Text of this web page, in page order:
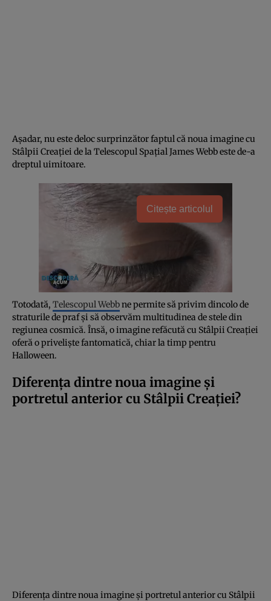
Așadar, nu este deloc surprinzător faptul că noua imagine cu
Stâlpii Creației de la Telescopul Spațial James Webb este de-a
dreptul uimitoare.
Citește articolul
Totodată, Telescopul Webbne permite să privim dincolo de
straturile de praf și să observăm multitudinea de stele din
regiunea cosmică. Însă, o imagine refăcută cu Stâlpii Creației
oferă o priveliște fantomatică, chiar la timp pentru
Halloween.
Diferența dintre noua imagine și
portretul anterior cu Stâlpii Creației?
Diferența dintre noua imagine și portretul anterior cu Stâlpii